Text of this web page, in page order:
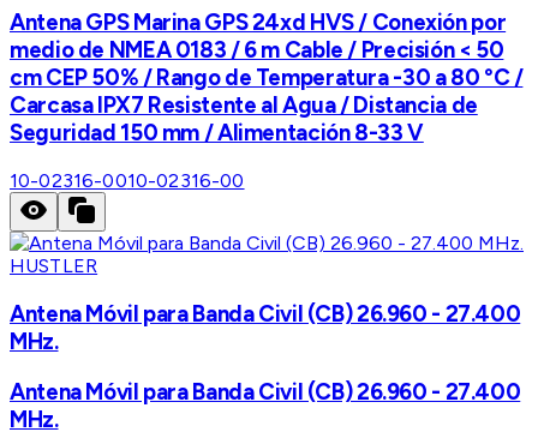
Antena GPS Marina GPS 24xd HVS / Conexión por
medio de NMEA 0183 / 6 m Cable / Precisión < 50
cm CEP 50% / Rango de Temperatura -30 a 80 °C /
Carcasa IPX7 Resistente al Agua / Distancia de
Seguridad 150 mm / Alimentación 8-33 V
10-02316-0010-02316-00
HUSTLER
Antena Móvil para Banda Civil (CB) 26.960 - 27.400
MHz.
Antena Móvil para Banda Civil (CB) 26.960 - 27.400
MHz.